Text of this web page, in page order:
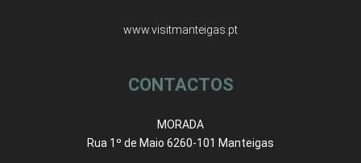
www.visitmanteigas.pt
CONTACTOS
MORADA
Rua 1º de Maio 6260-101 Manteigas